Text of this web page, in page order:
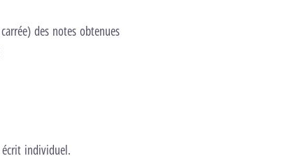
des notes obtenues
individuel.